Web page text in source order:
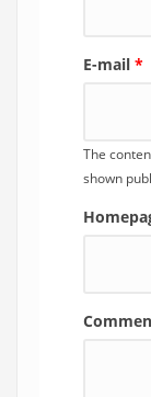
E-mail *
The
shown